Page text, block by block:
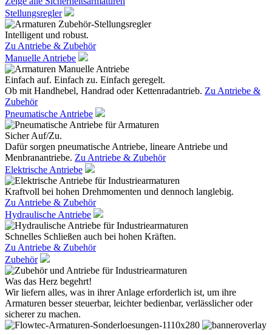
Stellungsregler
Intelligent und robust.
Zu Antriebe & Zubehör
Manuelle Antriebe
Einfach auf. Einfach zu. Einfach geregelt.
Ob mit Handhebel, Handrad oder Kettenradantrieb. Zu Antriebe &
Zubehör
Pneumatische Antriebe
Sicher Auf/Zu.
Dafür sorgen pneumatische Antriebe, lineare Antriebe und
Menbranantriebe. Zu Antriebe & Zubehör
Elektrische Antriebe
Kraftvoll bei hohen Drehmomenten und dennoch langlebig.
Zu Antriebe & Zubehör
Hydraulische Antriebe
Schnelles Schließen auch bei hohen Kräften.
Zu Antriebe & Zubehör
Zubehör
Was das Herz begehrt!
Wir liefern alles, was in ihrer Anlage erforderlich ist, um ihre
Armaturen besser steuerbar, leichter bedienbar, verlässlicher oder
sicherer zu machen.